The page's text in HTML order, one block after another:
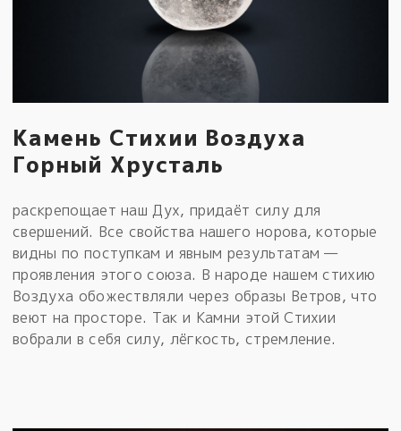
Камень Стихии Воздуха
Горный Хрусталь
раскрепощает наш Дух, придаёт силу для
свершений. Все свойства нашего норова, которые
видны по поступкам и явным результатам —
проявления этого союза. В народе нашем стихию
Воздуха обожествляли через образы Ветров, что
веют на просторе. Так и Камни этой Стихии
вобрали в себя силу, лёгкость, стремление.